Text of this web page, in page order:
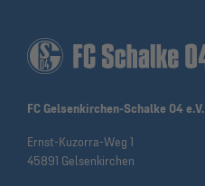
FC Gelsenkirchen-Schalke 04 e.V.
Ernst-Kuzorra-Weg 1
45891 Gelsenkirchen